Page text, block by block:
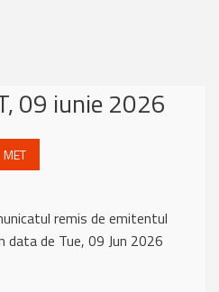
09 iunie 2026
MET
remis de emitentul
data de Tue, 09 Jun 2026